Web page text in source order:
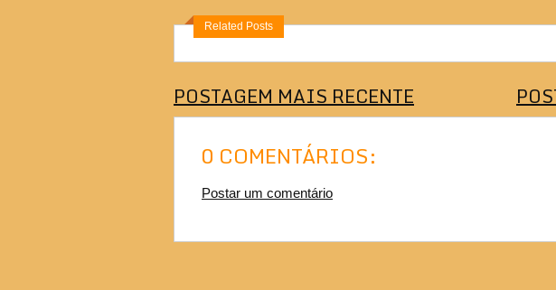
Related Posts
POSTAGEM MAIS RECENTE
0 COMENTÁRIOS:
Postar um comentário